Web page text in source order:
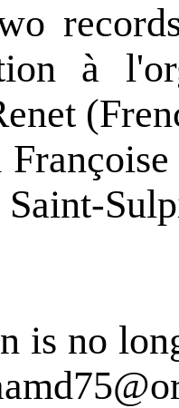
à
is no